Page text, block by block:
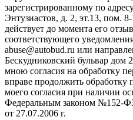
зарегистрированному по
Энтузиастов, д. 2, эт.13, пом.
действует до момента его
соответствующего
abuse@autobud.ru или
Бескудниковский бульвар дом
мною согласия на обработку
вправе продолжить обработку
моего согласия при наличии
Федеральным законом №152-
от 27.07.2006 г.